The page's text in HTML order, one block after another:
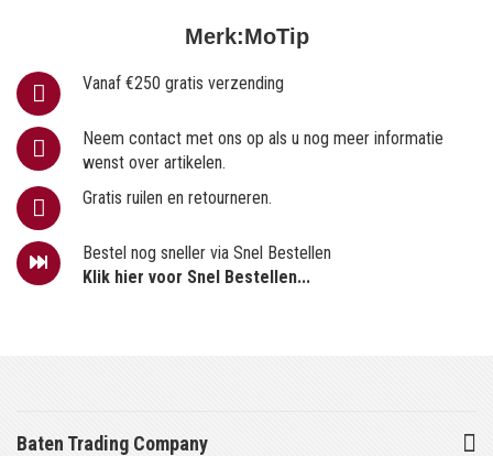
Merk:MoTip
Vanaf €250 gratis verzending
Neem contact met ons op als u nog meer informatie
wenst over artikelen.
Gratis ruilen en retourneren.
Bestel nog sneller via Snel Bestellen
Klik hier voor Snel Bestellen...
Baten Trading Company